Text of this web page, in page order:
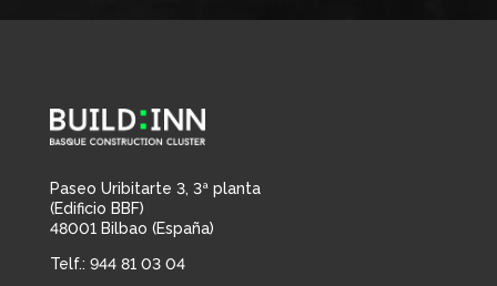
Paseo Uribitarte 3, 3ª planta
(Edificio BBF)
48001 Bilbao (España)
Telf.: 944 81 03 04